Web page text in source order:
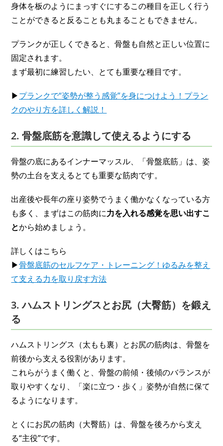
身体を板のようにまっすぐにするこの種目を正しく行う
ことができると反ることも丸まることもできません。
プランクが正しくできると、骨盤も自然と正しい位置に
固定されます。
まず最初に練習したい、とても重要な種目です。
▶プランクで“姿勢が整う感覚”を身につけよう！プラン
クのやり方を詳しく解説！
2. 骨盤底筋を意識して使えるようにする
骨盤の底にあるインナーマッスル、「骨盤底筋」は、姿
勢の土台を支えるとても重要な筋肉です。
出産後や長年の座り姿勢でうまく働かなくなっている方
も多く、まずはこの筋肉に力を入れる感覚を思い出すこ
とから始めましょう。
詳しくはこちら
▶骨盤底筋のセルフケア・トレーニング！ゆるみを整え
て支える力を取り戻す方法
3. ハムストリングスとお尻（大臀筋）を鍛え
る
ハムストリングス（太もも裏）とお尻の筋肉は、骨盤を
前後から支える役割があります。
これらがうまく働くと、骨盤の前傾・後傾のバランスが
取りやすくなり、「楽に立つ・歩く」姿勢が自然に保て
るようになります。
とくにお尻の筋肉（大臀筋）は、骨盤を後ろから支え
る“主役”です。